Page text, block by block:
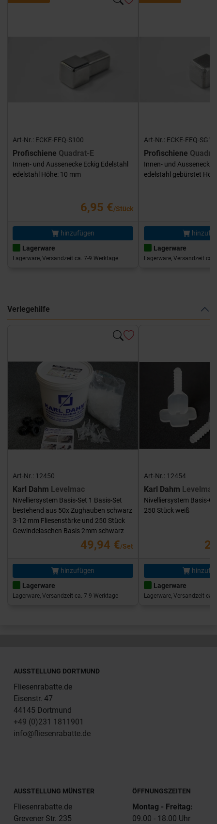
Art-Nr.: ECKE-FEQ-S100
Profischiene Quadrat-E
Innen- und Aussenecke Eckig Edelstahl
edelstahl Höhe: 10 mm
6,95 €/Stück
hinzufügen
Lagerware
Lagerware, Versandzeit ca. 7-9 Werktage
Art-Nr.: ECKE-FEQ-
Profischiene
Innen- und Aussenecke
edelstahl gebürstet
Lagerware
Lagerware, Versandzeit ca.
Verlegehilfe
Art-Nr.: 12450
Karl Dahm Levelmac
Nivelliersystem Basis-Set 1 Basis-Set
bestehend aus 50x Zughauben schwarz
3-12 mm Fliesenstärke und 250 Stück
Gewindelaschen Basis 2mm schwarz
49,94 €/Set
hinzufügen
Lagerware
Lagerware, Versandzeit ca. 7-9 Werktage
Art-Nr.: 12454
Karl Dahm Levelmac
Nivelliersystem Basis-
250 Stück weiß
Lagerware
Lagerware, Versandzeit ca.
AUSSTELLUNG DORTMUND
Fliesenrabatte.de
Eisenstr. 47
44145 Dortmund
+49 (0)231 1811901
info@fliesenrabatte.de
AUSSTELLUNG MÜNSTER
Fliesenrabatte.de
Grevener Str. 235
ÖFFNUNGSZEITEN
Montag - Freitag:
09.00 - 18.00 Uhr